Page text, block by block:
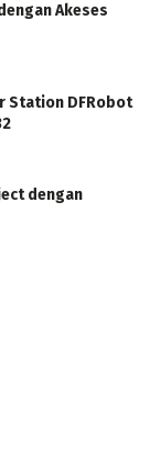
Akeses
Station DFRobot
dengan